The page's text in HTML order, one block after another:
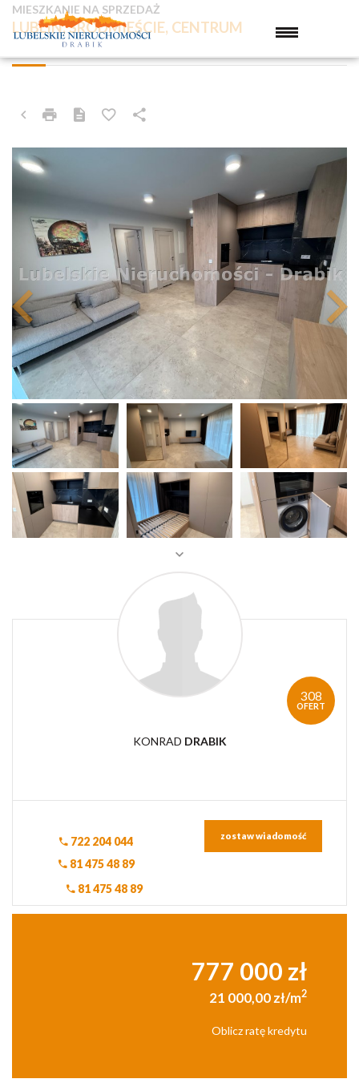
LUBLIN, ŚRÓDMIEŚCIE, CENTRUM
MIESZKANIE NA SPRZEDAŻ
308
OFERT
KONRAD DRABIK
722 204 044
81 475 48 89
81 475 48 89
zostaw wiadomość
777 000 zł
21 000,00 zł/m2
Oblicz ratę kredytu